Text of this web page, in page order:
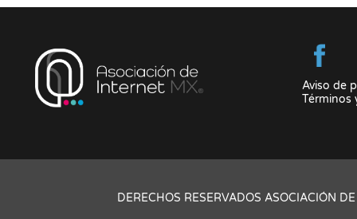
Aviso de
Términos
DERECHOS RESERVADOS ASOCIACIÓN